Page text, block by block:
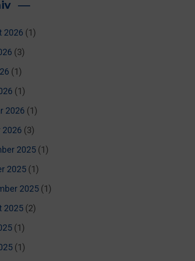
2026 (1)
(3)
(1)
(1)
2026 (1)
2026 (3)
2025(1)
2025(1)
2025(1)
2025(2)
(1)
(1)